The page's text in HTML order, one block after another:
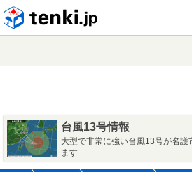
台風13号情報
大型で非常に強い台風13号が名
ます